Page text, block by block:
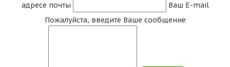
адресе почты
Ваш E-mail
Пожалуйста, введите Ваше сообщение